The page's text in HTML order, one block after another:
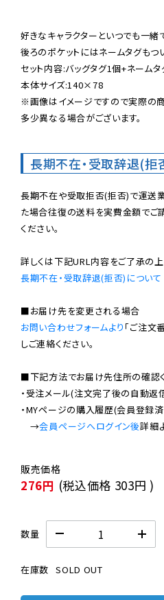
好きなキャラクターといつでも一緒
後ろのポケットにはネームタグもつ
セット内容:バッグタグ1個+ネーム
本体サイズ:140×78
※画像はイメージですので実際の
多少異なる場合がございます。
長期不在・受取辞退(拒
長期不在や受取拒否(拒否)で運送
た場合往復の送料を実費金額でご
ください。
長期不在・受取辞退(拒否)について
お問い合わせフォームより 「ご注文
しご連絡ください。
■下記方法でお届け先住所の確認く
・受注メール(注文完了後の自動返
・MYページの購入履歴(会員登録
→会員ページへログイン後
276円 (税込価格 303円 )
数量
在庫数 SOLD OUT